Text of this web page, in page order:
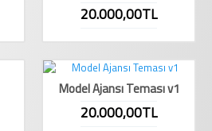
20.000,00TL
Model Ajansı Teması v1
20.000,00TL